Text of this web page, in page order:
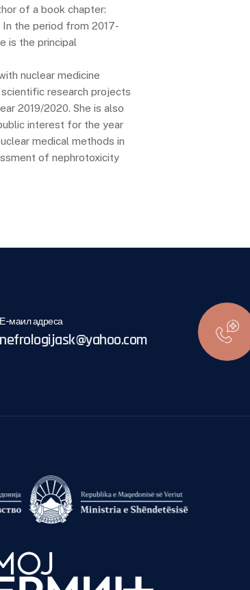
of a book chapter:
the period from 2017-
is the principal
nuclear medicine
research projects
2019/2020. She is also
interest for the year
medical methods in
of nephrotoxicity
Е-маил адреса
nefrologijask@yahoo.com